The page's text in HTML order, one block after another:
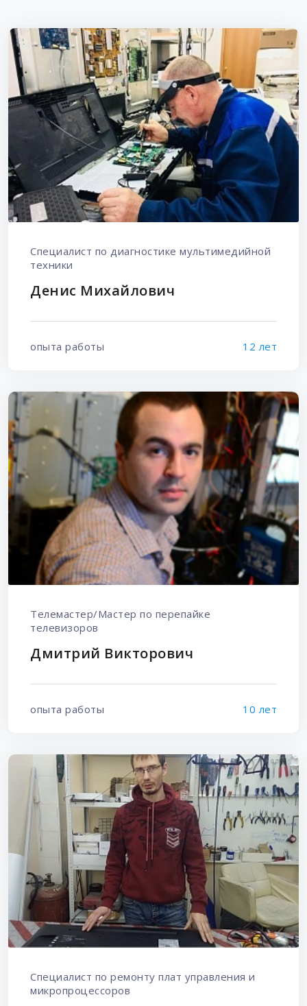
Специалист по диагностике мультимедийной
техники
Денис Михайлович
опыта работы 12 лет
Телемастер/Мастер по перепайке
телевизоров
Дмитрий Викторович
опыта работы 10 лет
Специалист по ремонту плат управления и
микропроцессоров